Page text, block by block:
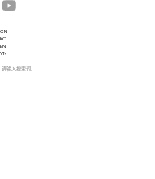
CN
KO
EN
VN